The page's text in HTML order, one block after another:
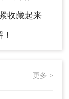
收藏起来
更多 >